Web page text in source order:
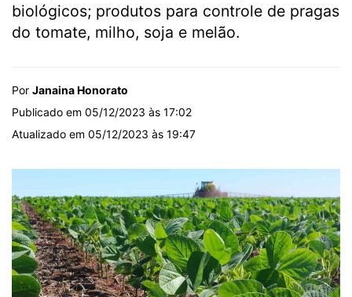
biológicos; produtos para controle de pragas
do tomate, milho, soja e melão.
Por Janaina Honorato
Publicado em 05/12/2023 às 17:02
Atualizado em 05/12/2023 às 19:47